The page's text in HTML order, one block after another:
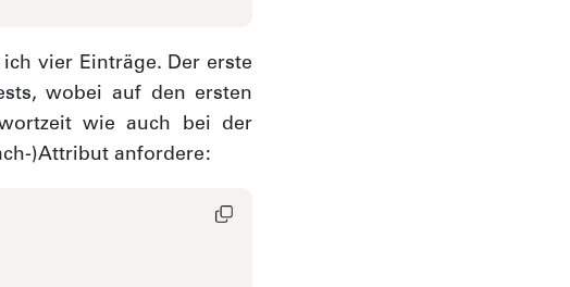
vier Einträge. Der erste
wobei auf den ersten
wie auch bei der
)Attribut anfordere: